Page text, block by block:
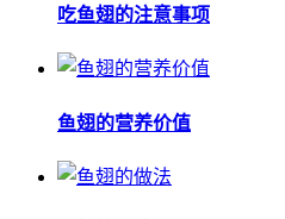
吃鱼翅的注意事项
鱼翅的营养价值